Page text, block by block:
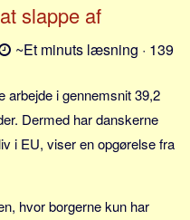
slappe af
~Et minuts læsning · 139
arbejde i gennemsnit 39,2
Dermed har danskerne
i EU, viser en opgørelse fra
hvor borgerne kun har